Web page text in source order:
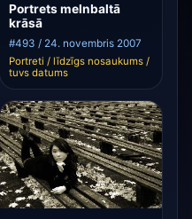
Portrets melnbaltā
krāsā
#493 / 24. novembris 2007
Portreti / līdzīgs nosaukums /
tuvs datums